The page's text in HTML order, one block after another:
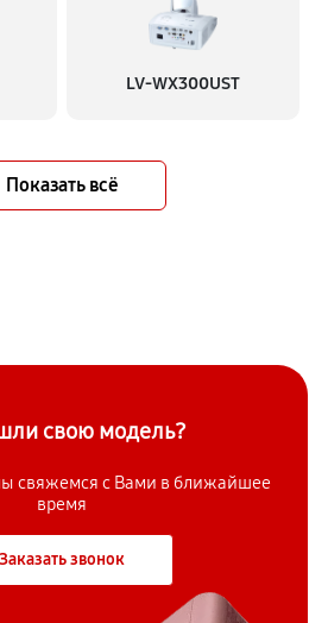
LV-WX300UST
Показать всё
свою модель?
свяжемся с Вами в ближайшее
время
Заказать звонок